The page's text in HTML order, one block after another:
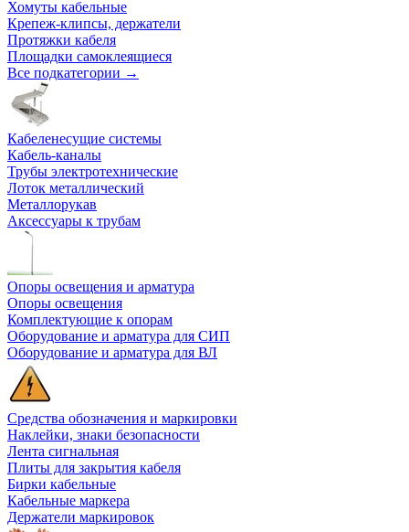
Хомуты кабельные
Крепеж-клипсы, держатели
Протяжки кабеля
Площадки самоклеящиеся
Все подкатегории →
Кабеленесущие системы
Кабель-каналы
Трубы электротехнические
Лоток металлический
Металлорукав
Аксессуары к трубам
Опоры освещения и арматура
Опоры освещения
Комплектующие к опорам
Оборудование и арматура для СИП
Оборудование и арматура для ВЛ
Средства обозначения и маркировки
Наклейки, знаки безопасности
Лента сигнальная
Плиты для закрытия кабеля
Бирки кабельные
Кабельные маркера
Держатели маркировок